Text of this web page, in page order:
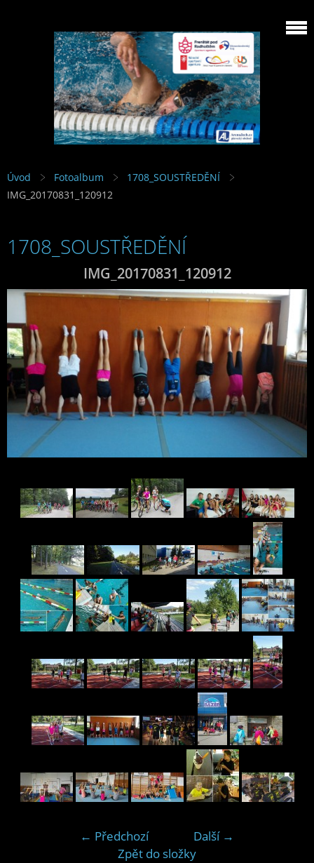
Úvod Fotoalbum
1708_SOUSTŘEDĚNÍ
IMG_20170831_120912
1708_SOUSTŘEDĚNÍ
IMG_20170831_120912
← Předchozí
Další →
Zpět do složky